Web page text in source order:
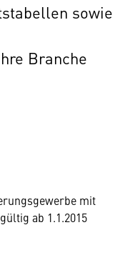
sowie
Branche
mit
ab 1.1.2015